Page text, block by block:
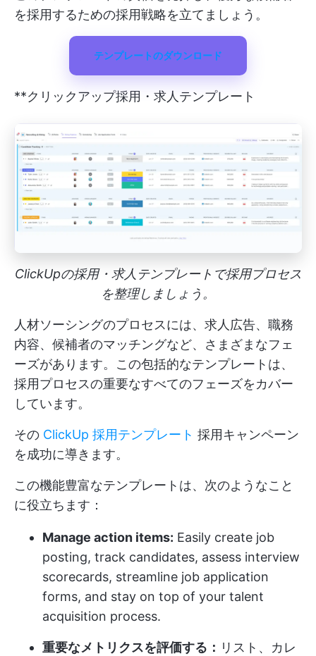
を採用するための採用戦略を立てましょう。
テンプレートのダウンロード
**クリックアップ採用・求人テンプレート
ClickUpの採用・求人テンプレートで採用プロセス
を整理しましょう。
人材ソーシングのプロセスには、求人広告、職務
内容、候補者のマッチングなど、さまざまなフェ
ーズがあります。この包括的なテンプレートは、
採用プロセスの重要なすべてのフェーズをカバー
しています。
その ClickUp 採用テンプレート 採用キャンペーン
を成功に導きます。
この機能豊富なテンプレートは、次のようなこと
に役立ちます：
Manage action items: Easily create job
posting, track candidates, assess interview
scorecards, streamline job application
forms, and stay on top of your talent
acquisition process.
重要なメトリクスを評価する： リスト、カレ